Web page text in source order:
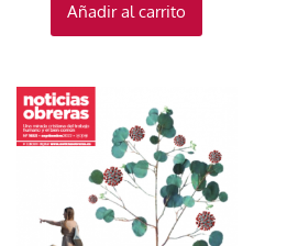
Añadir al carrito